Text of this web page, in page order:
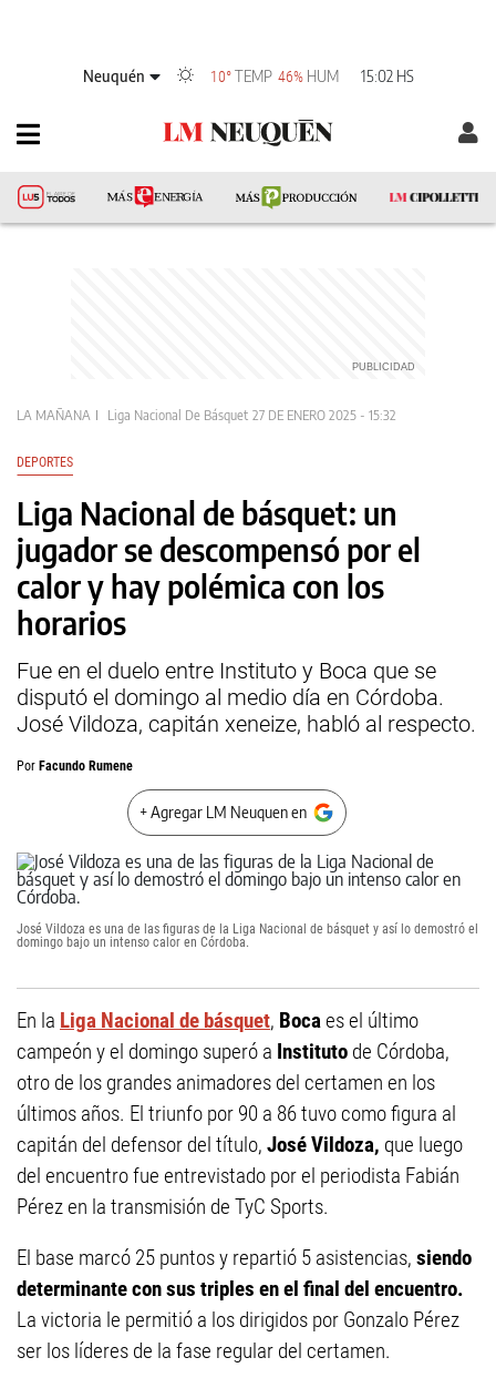
Neuquén 10° TEMP 46% HUM 15:02 HS
LA MAÑANA Liga Nacional De Básquet 27 DE ENERO 2025 - 15:32
DEPORTES
Liga Nacional de básquet: un
jugador se descompensó por el
calor y hay polémica con los
horarios
Fue en el duelo entre Instituto y Boca que se
disputó el domingo al medio día en Córdoba.
José Vildoza, capitán xeneize, habló al respecto.
Por Facundo Rumene
+ Agregar LM Neuquen en
José Vildoza es una de las figuras de la Liga Nacional de básquet y así lo demostró el
domingo bajo un intenso calor en Córdoba.
En la Liga Nacional de básquet, Bocaes el último
campeón y el domingo superó a Instituto de Córdoba,
otro de los grandes animadores del certamen en los
últimos años. El triunfo por 90 a 86 tuvo como figura al
capitán del defensor del título, José Vildoza, que luego
del encuentro fue entrevistado por el periodista Fabián
Pérez en la transmisión de TyC Sports.
El base marcó 25 puntos y repartió 5 asistencias, siendo
determinante con sus triples en el final del encuentro.
La victoria le permitió a los dirigidos por Gonzalo Pérez
ser los líderes de la fase regular del certamen.